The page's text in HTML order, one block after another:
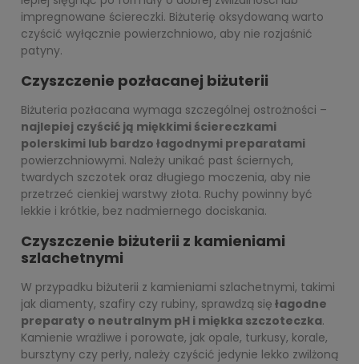
impregnowane ściereczki. Biżuterię oksydowaną warto
czyścić wyłącznie powierzchniowo, aby nie rozjaśnić
patyny.
Czyszczenie pozłacanej biżuterii
Biżuteria pozłacana wymaga szczególnej ostrożności –
najlepiej czyścić ją miękkimi ściereczkami
polerskimi lub bardzo łagodnymi preparatami
powierzchniowymi. Należy unikać past ściernych,
twardych szczotek oraz długiego moczenia, aby nie
przetrzeć cienkiej warstwy złota. Ruchy powinny być
lekkie i krótkie, bez nadmiernego dociskania.
Czyszczenie biżuterii z kamieniami
szlachetnymi
W przypadku biżuterii z kamieniami szlachetnymi, takimi
jak diamenty, szafiry czy rubiny, sprawdzą się łagodne
preparaty o neutralnym pH i miękka szczoteczka.
Kamienie wrażliwe i porowate, jak opale, turkusy, korale,
bursztyny czy perły, należy czyścić jedynie lekko zwilżoną